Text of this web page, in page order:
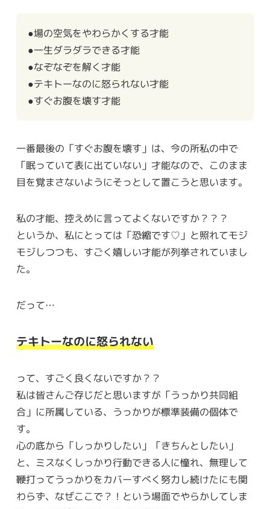
●場の空気をやわらかくする才能
●一生ダラダラできる才能
●なぞなぞを解く才能
●テキトーなのに怒られない才能
●すぐお腹を壊す才能
一番最後の「すぐお腹を壊す」は、今の所私の中で
「眠っていて表に出ていない」才能なので、このまま
目を覚まさないようにそっとして置こうと思います。
私の才能、控えめに言ってよくないですか？？？
というか、私にとっては「恐縮です♡」と照れてモジ
モジしつつも、すごく嬉しい才能が列挙されていまし
た。
だって…
テキトーなのに怒られない
って、すごく良くないですか？？
私は皆さんご存じだと思いますが「うっかり共同組
合」に所属している、うっかりが標準装備の個体で
す。
心の底から「しっかりしたい」「きちんとしたい」
と、ミスなくしっかり行動できる人に憧れ、無理して
鞭打ってうっかりをカバーすべく努力し続けたにも関
わらず、なぜここで？！という場面でやらかしてしま